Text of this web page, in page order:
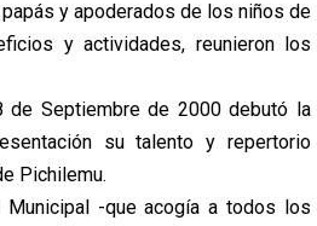
y apoderados de los niños de
y actividades, reunieron los
de Septiembre de 2000 debutó la
su talento y repertorio
Pichilemu.
-que acogía a todos los